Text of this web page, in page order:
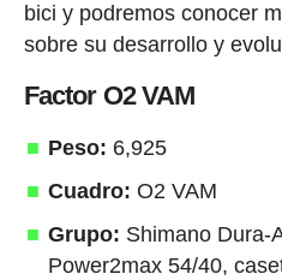
bici y podremos conocer
sobre su desarrollo y
Factor O2 VAM
Peso: 6,925
Cuadro: O2 VAM
Grupo: Shimano Dura-
Power2max 54/40,